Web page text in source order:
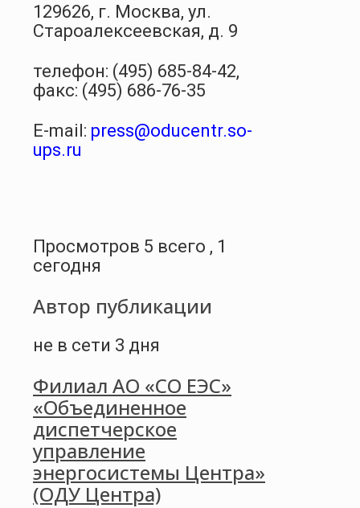
129626, г. Москва, ул.
Староалексеевская, д. 9
телефон: (495) 685-84-42,
факс: (495) 686-76-35
E-mail: press@oducentr.so-
ups.ru
Просмотров 5 всего , 1
сегодня
Автор публикации
не в сети 3 дня
Филиал АО «СО ЕЭС»
«Объединенное
диспетчерское
управление
энергосистемы Центра»
(ОДУ Центра)